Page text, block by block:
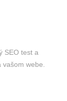
SEO test a
webe.